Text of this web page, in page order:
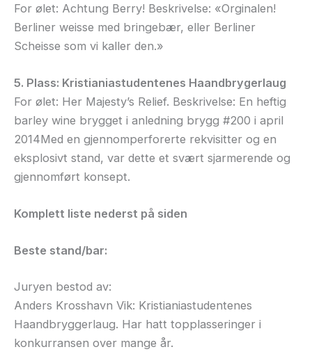
For ølet: Achtung Berry! Beskrivelse: «Orginalen!
Berliner weisse med bringebær, eller Berliner
Scheisse som vi kaller den.»
5. Plass: Kristianiastudentenes Haandbrygerlaug
For ølet: Her Majesty’s Relief. Beskrivelse: En heftig
barley wine brygget i anledning brygg #200 i april
2014Med en gjennomperforerte rekvisitter og en
eksplosivt stand, var dette et svært sjarmerende og
gjennomført konsept.
Komplett liste nederst på siden
Beste stand/bar:
Juryen bestod av:
Anders Krosshavn Vik: Kristianiastudentenes
Haandbryggerlaug. Har hatt topplasseringer i
konkurransen over mange år.